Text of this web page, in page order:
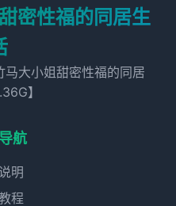
密性福的同居生
马大小姐甜密性福的同居
】
航
明
程